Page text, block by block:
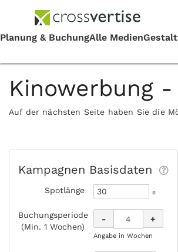
Kinowerbung
Auf der nächsten Seite haben Sie die
Kampagnen Basisdaten
Spotlänge s
Buchungsperiode
(Min. 1 Wochen)
- +
Angabe in Wochen